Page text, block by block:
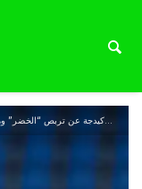
إصابة مزدوجة تبعد أوكيدجة عن تربص “الخضر”